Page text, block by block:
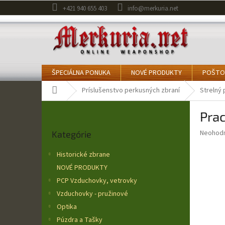
na
obsah
+421 940 655 403 info@merkuria.net
ŠPECIÁLNA PONUKA NOVÉ PRODUKTY
DomovPríslušenstvo perkusných zbraní Strelný
kategórie
Kategórie
Historické zbrane
NOVÉ PRODUKTY
PCP Vzduchovky, vetrovky
Vzduchovky - pružinové
Optika
Púzdra a Tašky